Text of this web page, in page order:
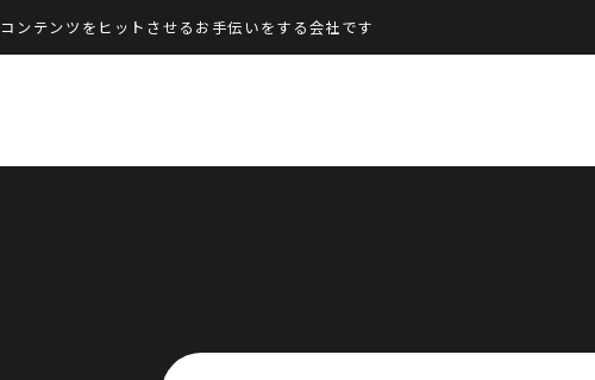
コンテンツをヒットさせるお手伝いをする会社です